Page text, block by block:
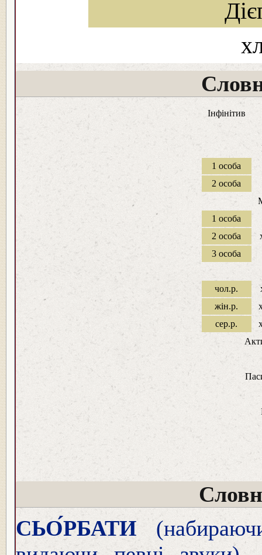
Інфінітив
1 особа
2 особа
1 особа
2 особа
3 особа
чол.р.
жін.р.
сер.р.
СЬО́РБАТИ